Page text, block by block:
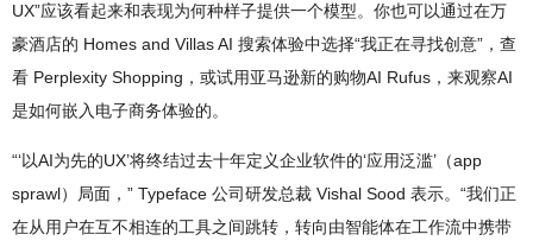
UX”应该看起来和表现为何种样子提供一个模型。你也可以通过在万
豪酒店的 Homes and Villas AI 搜索体验中选择“我正在寻找创意”，查
看 Perplexity Shopping，或试用亚马逊新的购物AI Rufus，来观察AI
是如何嵌入电子商务体验的。
“‘以AI为先的UX’将终结过去十年定义企业软件的‘应用泛滥’（app
sprawl）局面，” Typeface 公司研发总裁 Vishal Sood 表示。“我们正
在从用户在互不相连的工具之间跳转，转向由智能体在工作流中携带